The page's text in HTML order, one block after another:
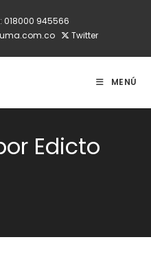
018000 945566
Twitter
MENÚ
Edicto